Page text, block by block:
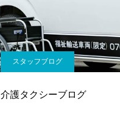
スタッフブログ
介護タクシーブログ